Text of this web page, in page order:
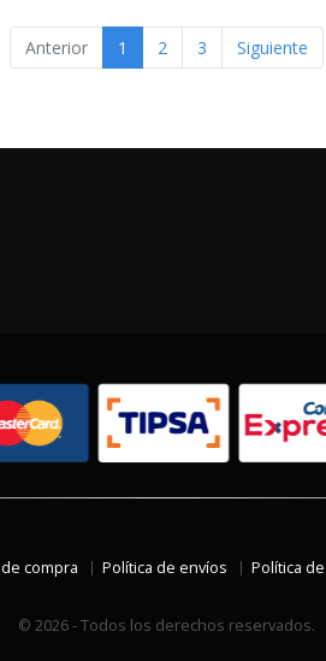
Anterior 1 2 3 Siguiente
compra Política de envíos Política
© 2026 - Todos los derechos reservados.